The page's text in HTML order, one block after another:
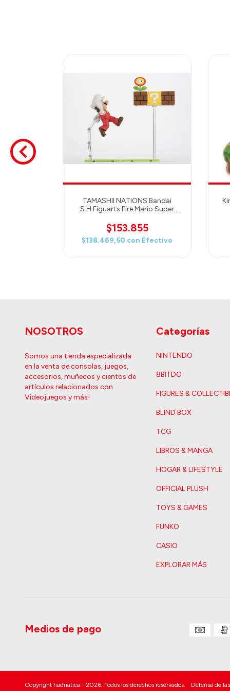
TAMASHII NATIONS Bandai
S.H.Figuarts Fire Mario Super
$153.855
$138.469,50 con Efectivo
NOSOTROS
Somos una tienda especializada
en la venta de consolas, juegos,
accesorios, muñecos y cientos de
artículos relacionados con
Videojuegos y más!
Categorías
NINTENDO
8BITDO
FIGURES &
BLIND BOX
TCG
LIBROS & MANGA
HOGAR & LIFESTYLE
OFFICIAL PLUSH
TOYS & GAMES
FUNKO
CASIO
EXPLORAR MÁS
Medios de pago
Copyright hadriatica - 2026. Todos los derechos reservados. Defensa de